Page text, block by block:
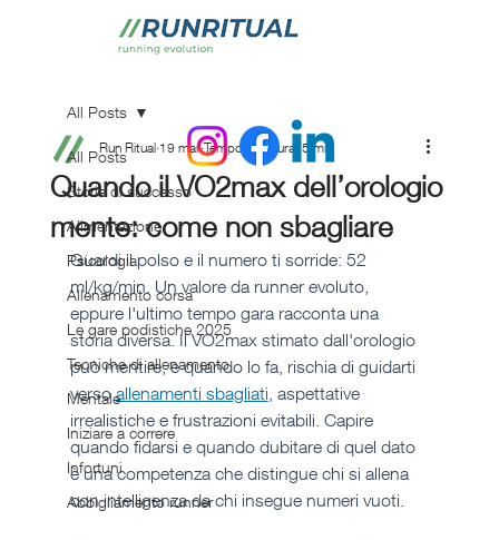
All Posts
Storie di successo
Alimentazione
Psicologia
Allenamento corsa
Le gare podistiche 2025
Tecniche di allenamento
Mentale
Iniziare a correre
Infortuni
Abbigliamento runner
All Posts
Quando il VO2max dell’orologio
mente: come non sbagliare
Run Ritual 19 mar Tempo di lettura: 5 min
Guardi il polso e il numero ti sorride: 52
ml/kg/min. Un valore da runner evoluto,
eppure l'ultimo tempo gara racconta una
storia diversa. Il VO2max stimato dall'orologio
può mentire, e quando lo fa, rischia di guidarti
verso allenamenti sbagliati , aspettative
irrealistiche e frustrazioni evitabili. Capire
quando fidarsi e quando dubitare di quel dato
è una competenza che distingue chi si allena
con intelligenza da chi insegue numeri vuoti.